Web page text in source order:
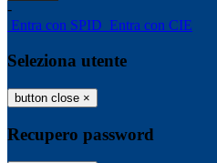
-
Entra con SPID Entra con CIE
Seleziona utente
button close ×
Recupero password